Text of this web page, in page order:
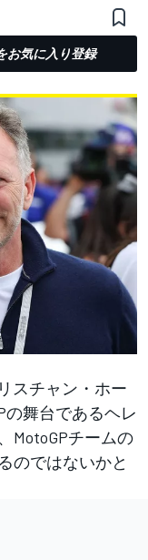
をお気に入り登録
スチャン・ホー
の舞台であるヘレ
MotoGPチームの
のではないかと